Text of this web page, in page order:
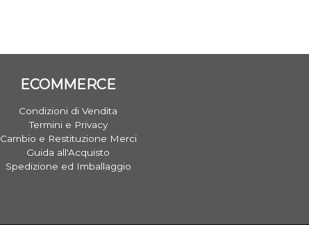
ECOMMERCE
Condizioni di Vendita
Termini e Privacy
Cambio e Restituzione Merci
Guida all'Acquisto
Spedizione ed Imballaggio